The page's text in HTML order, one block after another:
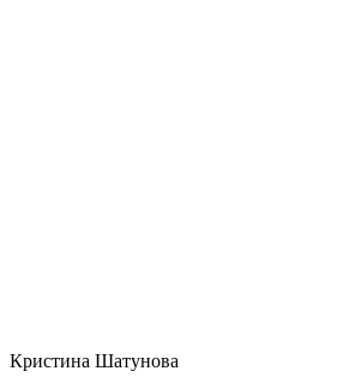
Кристина Шатунова